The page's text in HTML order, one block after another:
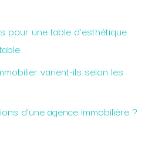
pour une table d’esthétique
varient-ils selon les
d’une agence immobilière ?